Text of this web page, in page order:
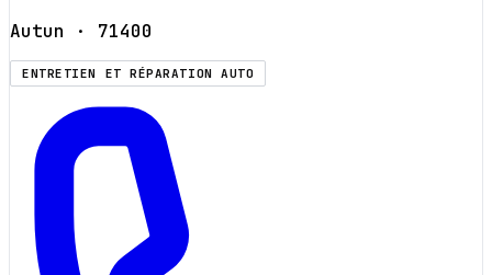
Autun · 71400
ENTRETIEN ET RÉPARATION AUTO